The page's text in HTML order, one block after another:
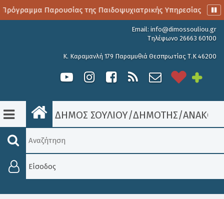
Παρουσίας της Παιδοψυχιατρικής Υπηρεσίας
Email: info@dimossouliou.gr
Τηλέφωνο 26663 60100
Κ. Καραμανλή 179 Παραμυθιά Θεσπρωτίας Τ.Κ 46200
ΔΗΜΟΣ ΣΟΥΛΙΟΥ/ΔΗΜΟΤΗΣ/
Είσοδος